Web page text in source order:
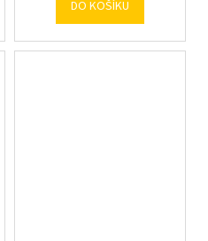
DO KOŠÍKU